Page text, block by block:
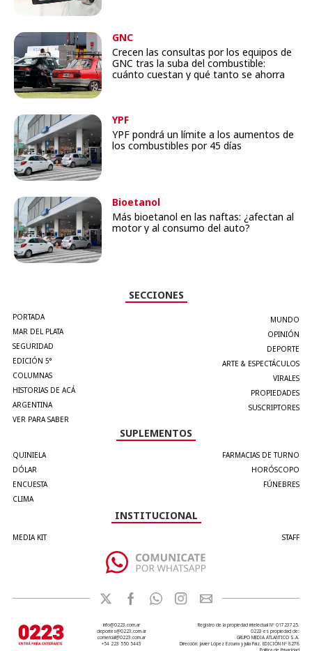
GNC
Crecen las consultas por los equipos de
GNC tras la suba del combustible:
cuánto cuestan y qué tanto se ahorra
YPF
YPF pondrá un límite a los aumentos de
los combustibles por 45 días
Bioetanol
Más bioetanol en las naftas: ¿afectan al
motor y al consumo del auto?
SECCIONES
PORTADA
MAR DEL PLATA
SEGURIDAD
EDICIÓN 5°
COLUMNAS
HISTORIAS DE ACÁ
ARGENTINA
VER PARA SABER
MUNDO
OPINIÓN
DEPORTE
ARTE & ESPECTÁCULOS
VIRALES
PROPIEDADES
SUSCRIPTORES
SUPLEMENTOS
QUINIELA
DÓLAR
ENCUESTA
CLIMA
FARMACIAS DE TURNO
HORÓSCOPO
FÚNEBRES
INSTITUCIONAL
MEDIA KIT STAFF
info@0223.com.ar
deportes@0223.com.ar
comercial@0223.com.ar
+54 223 550 5443
Registro de la propiedad intelectual Nº 01723725.
0223 es propiedad de:
GRUPO MEDIA ATLANTICO S.A.
Dirección: Javier López Ezcurra y Julia Paiz. EDICIÓN Nº 8278